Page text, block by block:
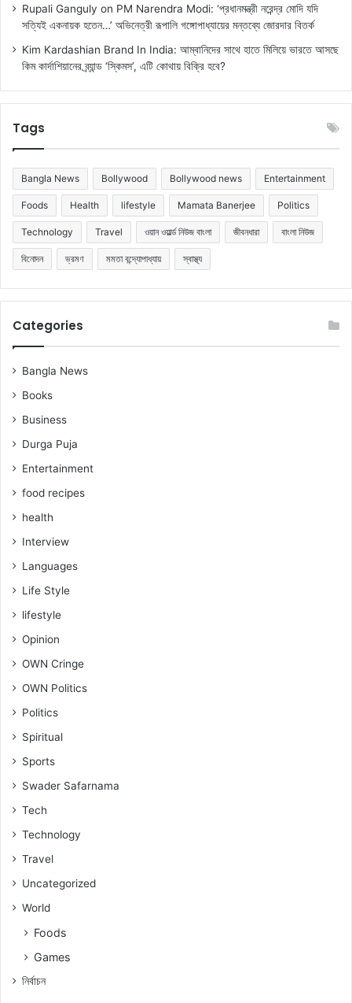
Rupali Ganguly on PM Narendra Modi: ‘প্রধানমন্ত্রী নরেন্দ্র মোদি যদি
সত্যিই একনায়ক হতেন…’ অভিনেত্রী রূপালি গঙ্গোপাধ্যায়ের মন্তব্যে জোরদার বিতর্ক
Kim Kardashian Brand In India: আম্বানিদের সাথে হাতে মিলিয়ে ভারতে আসছে
কিম কার্দাশিয়ানের ব্র্যান্ড ‘স্কিমস’, এটি কোথায় বিক্রি হবে?
Tags
Bangla News Bollywood Bollywood news Entertainment
Foods Health lifestyle Mamata Banerjee Politics
Technology Travel ওয়ান ওয়ার্ল্ড নিউজ বাংলা জীবনধারা বাংলা নিউজ
বিনোদন ভ্রমণ মমতা বন্দ্যোপাধ্যায় স্বাস্থ্য
Categories
Bangla News
Books
Business
Durga Puja
Entertainment
food recipes
health
Interview
Languages
Life Style
lifestyle
Opinion
OWN Cringe
OWN Politics
Politics
Spiritual
Sports
Swader Safarnama
Tech
Technology
Travel
Uncategorized
World
Foods
Games
নিৰ্বাচন